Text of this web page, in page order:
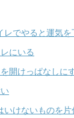
レでやると運気
にいる
開けっぱなしに
いけないものを